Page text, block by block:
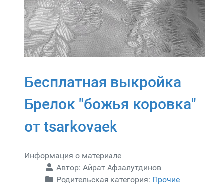
Бесплатная выкройка
Брелок "божья коровка"
от tsarkovaek
Информация о материале
Автор: Айрат Афзалутдинов
Родительская категория: Прочие